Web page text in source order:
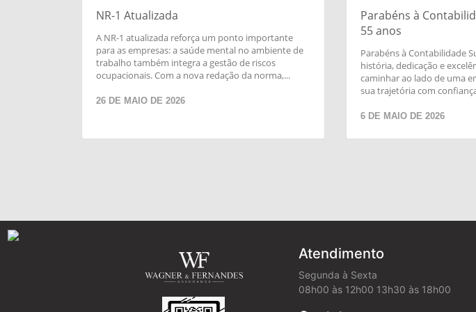
NR-1 Atualizada
A NR-1 atualizada reforça um ponto importante
para as empresas: a saúde mental no ambiente de
trabalho também integra a gestão de riscos
ocupacionais. Com a nova redação da norma,...
26 DE MAIO DE 2026
Parabéns à
55 anos
Parabéns à Contabilidade
história, dedicação e
caminhar ao lado de uma
sua trajetória com
6 DE MAIO DE 2026
Atendimento
Segunda à Sexta
08h00 às 12h00 13h30 às 18h00